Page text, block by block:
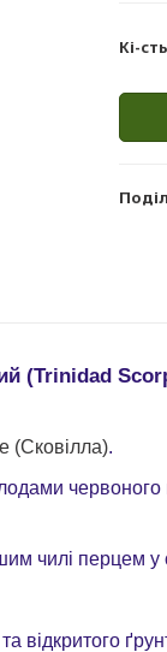
Кі-
(Trinidad
(Сковілла).
чилі перцем у
відкритого